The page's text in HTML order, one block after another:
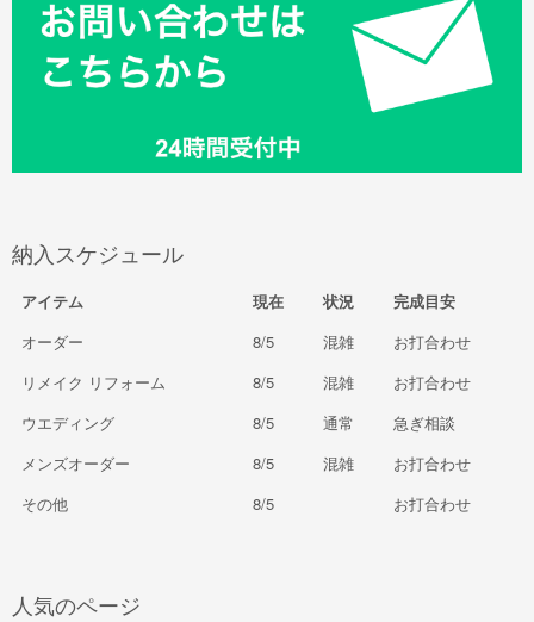
納入スケジュール
アイテム 現在 状況
完成目安
オーダー
8/5 混雑
お打合わせ
リメイク リフォーム
8/5 混雑
お打合わせ
ウエディング
8/5 通常
急ぎ相談
メンズオーダー
8/5 混雑
お打合わせ
その他
8/5 お打合わせ
人気のページ